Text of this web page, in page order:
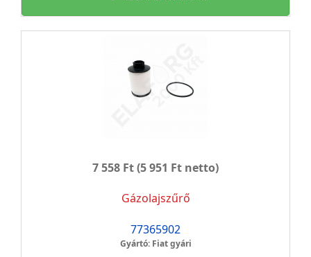
7 558 Ft(5 951 Ft netto)
Gázolajszűrő
77365902
Gyártó: Fiat gyári